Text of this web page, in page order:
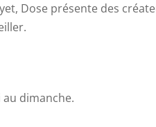
Dose présente des
au dimanche.